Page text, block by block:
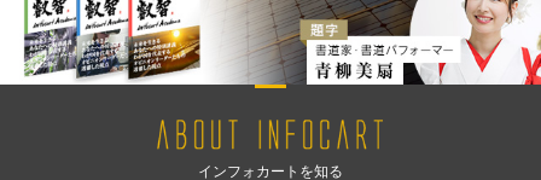
インフォカートを知る